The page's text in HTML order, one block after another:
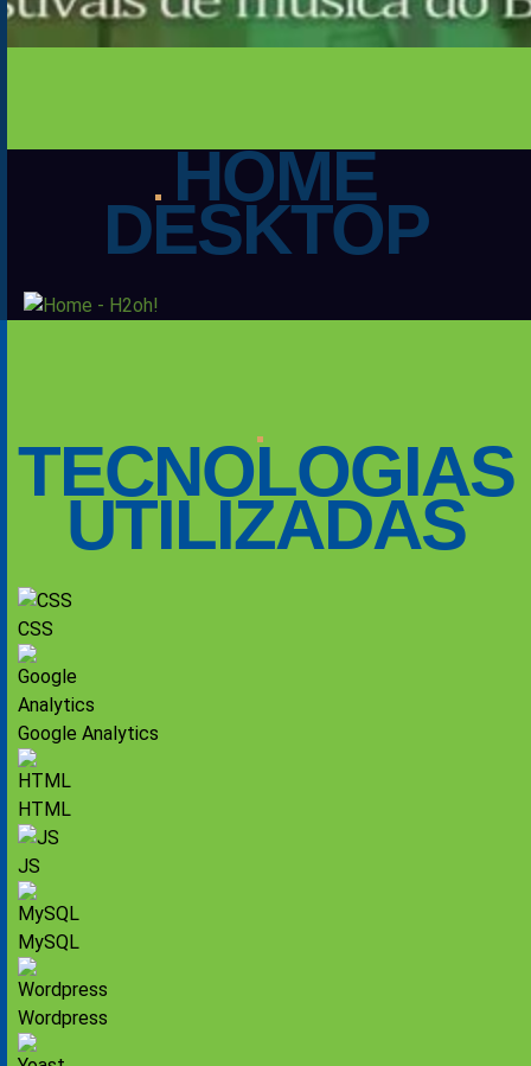
HOME
DESKTOP
TECNOLOGIAS
UTILIZADAS
CSS
Google Analytics
HTML
JS
MySQL
Wordpress